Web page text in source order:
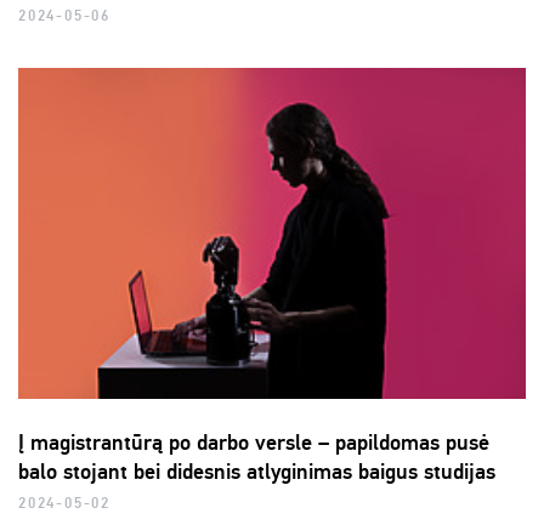
2024-05-06
Į magistrantūrą po darbo versle – papildomas pusė
balo stojant bei didesnis atlyginimas baigus studijas
2024-05-02